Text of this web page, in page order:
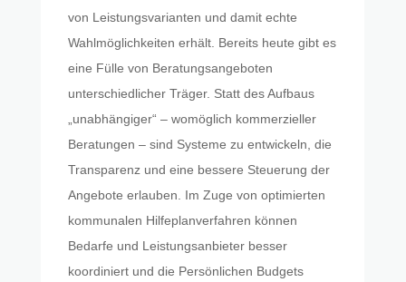
von Leistungsvarianten und damit echte
Wahlmöglichkeiten erhält. Bereits heute gibt es
eine Fülle von Beratungsangeboten
unterschiedlicher Träger. Statt des Aufbaus
„unabhängiger“ – womöglich kommerzieller
Beratungen – sind Systeme zu entwickeln, die
Transparenz und eine bessere Steuerung der
Angebote erlauben. Im Zuge von optimierten
kommunalen Hilfeplanverfahren können
Bedarfe und Leistungsanbieter besser
koordiniert und die Persönlichen Budgets